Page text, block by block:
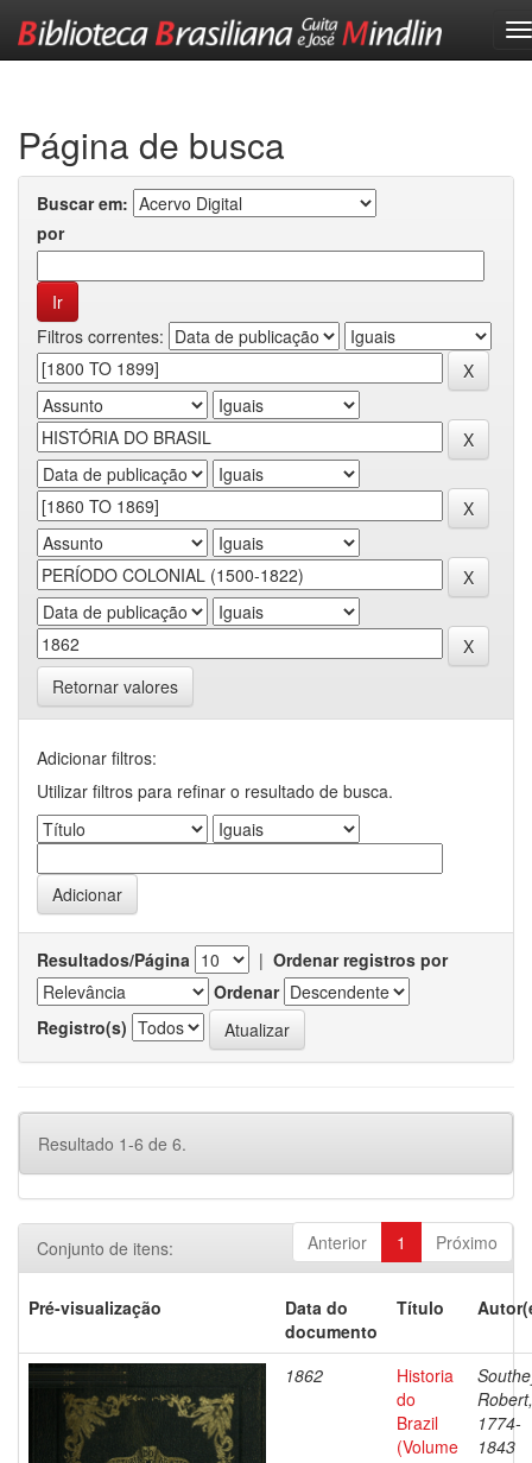
Página de busca
Buscar em:
por
Filtros correntes:
Retornar valores
Adicionar filtros:
Utilizar filtros para refinar o resultado de busca.
Resultados/Página | Ordenar registros por
Ordenar
Registro(s)
Resultado 1-6 de 6.
Anterior 1 Próximo
Conjunto de itens:
Pré-visualização
Data do
documento
Título
1862
Historia
do
Brazil
(Volume
Robert,
1774-
1843